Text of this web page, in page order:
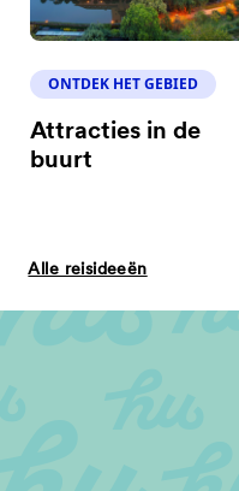
ONTDEK HET GEBIED
Attracties in de
buurt
Alle reisideeën